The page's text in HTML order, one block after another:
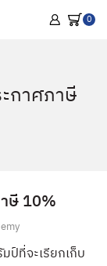
0
กาศภาษี
ษี 10%
ป์ที่จะเรียกเก็บ